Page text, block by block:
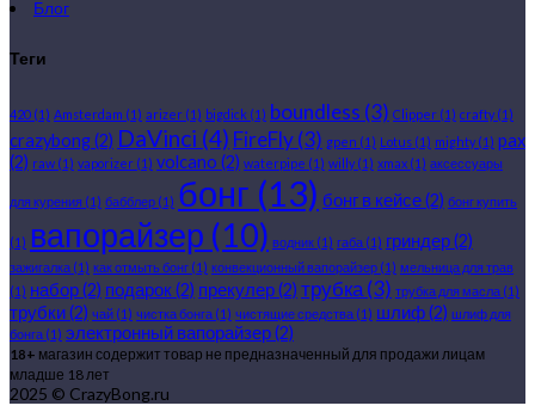
Блог
Теги
420 (1) Amsterdam (1) arizer (1) bigdick (1) boundless (3) Clipper (1) crafty(1)
crazybong(2) DaVinci (4) FireFly(3) gpen (1) Lotus (1) mighty(1) pax
(2) raw (1) vaporizer (1) volcano (2) waterpipe (1) willy(1) xmax (1) аксессуары
для курения (1) бабблер (1) бонг (13) бонг в кейсе(2) бонг купить
(1) вапорайзер (10) водник (1) габа (1) гриндер(2)
зажигалка (1) как отмыть бонг (1) конвекционный вапорайзер (1) мельница для трав
(1) набор(2) подарок(2) прекулер(2) трубка(3) трубка для масла (1)
трубки(2) чай (1) чистка бонга (1) чистящие средства (1) шлиф(2) шлиф для
бонга (1) электронный вапорайзер(2)
18+ магазин содержит товар не предназначенный для продажи лицам
младше 18 лет
2025 © CrazyBong.ru